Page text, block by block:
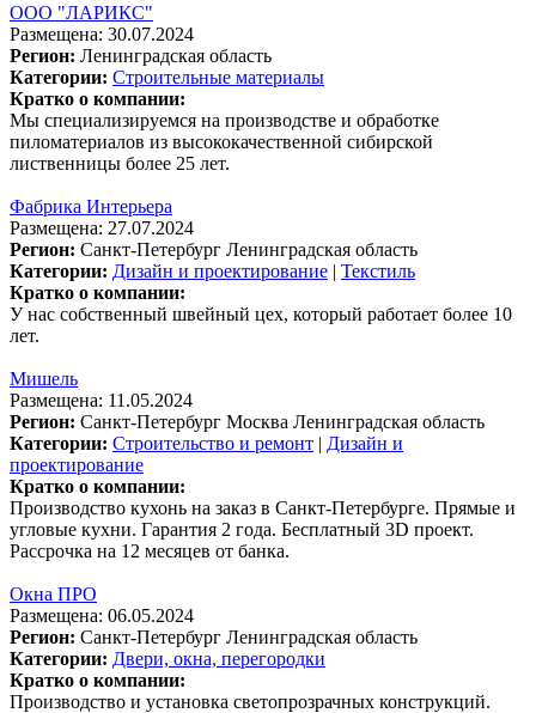
ООО "ЛАРИКС"
Размещена: 30.07.2024
Регион: Ленинградская область
Категории: Строительные материалы
Кратко о компании:
Мы специализируемся на производстве и обработке
пиломатериалов из высококачественной сибирской
лиственницы более 25 лет.
Фабрика Интерьера
Размещена: 27.07.2024
Регион: Санкт-Петербург Ленинградская область
Категории: Дизайн и проектирование | Текстиль
Кратко о компании:
У нас собственный швейный цех, который работает более 10
лет.
Мишель
Размещена: 11.05.2024
Регион: Санкт-Петербург Москва Ленинградская область
Категории: Строительство и ремонт | Дизайн и
проектирование
Кратко о компании:
Производство кухонь на заказ в Санкт-Петербурге. Прямые и
угловые кухни. Гарантия 2 года. Бесплатный 3D проект.
Рассрочка на 12 месяцев от банка.
Окна ПРО
Размещена: 06.05.2024
Регион: Санкт-Петербург Ленинградская область
Категории: Двери, окна, перегородки
Кратко о компании:
Производство и установка светопрозрачных конструкций.